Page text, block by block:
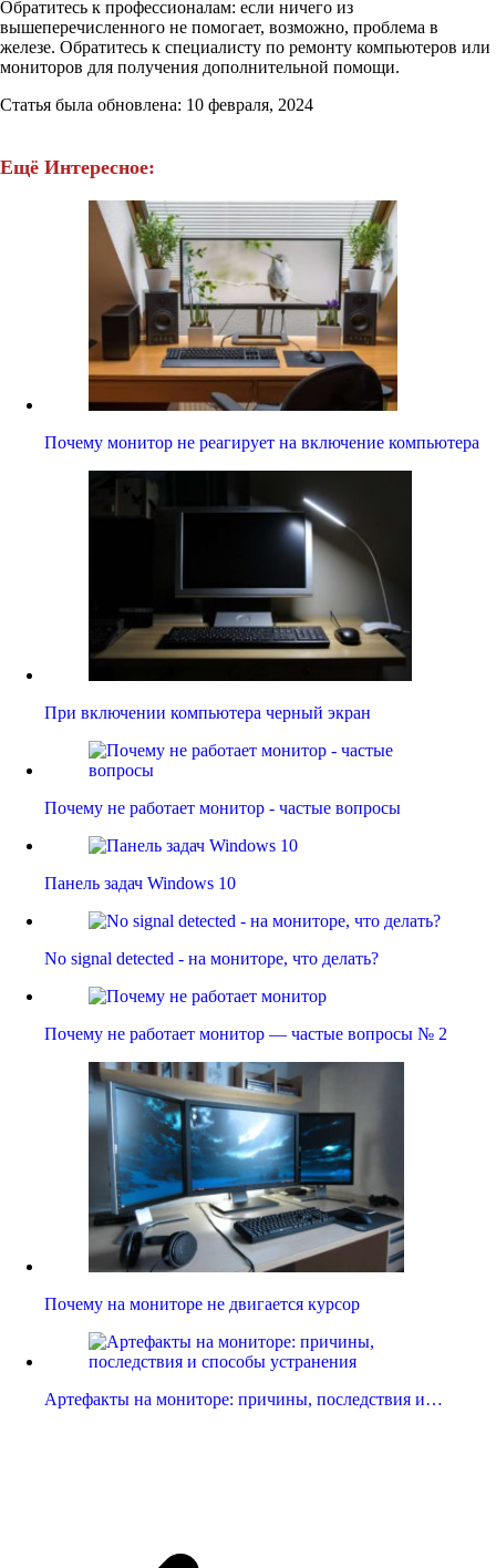
Обратитесь к профессионалам: если ничего из
вышеперечисленного не помогает, возможно, проблема в
железе. Обратитесь к специалисту по ремонту компьютеров или
мониторов для получения дополнительной помощи.
Статья была обновлена: 10 февраля, 2024
Ещё Интересное:
Почему монитор не реагирует на включение компьютера
При включении компьютера черный экран
Почему не работает монитор - частые вопросы
Панель задач Windows 10
No signal detected - на мониторе, что делать?
Почему не работает монитор — частые вопросы № 2
Почему на мониторе не двигается курсор
Артефакты на мониторе: причины, последствия и…